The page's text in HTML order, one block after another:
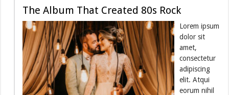
The Album That Created 80s Rock
Lorem ipsum
dolor sit
amet,
consectetur
adipiscing
elit. Atqui
eorum nihil